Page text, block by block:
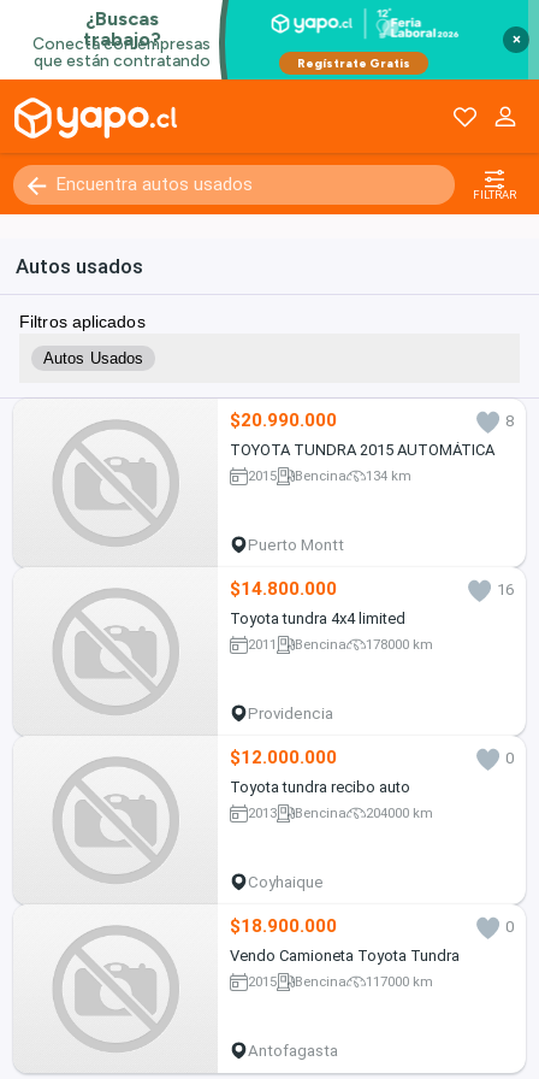
×
FILTRAR
Autos usados
Filtros aplicados
Autos Usados
$20.990.000
8
TOYOTA TUNDRA 2015 AUTOMÁTICA
2015 Bencina 134 km
Puerto Montt
$14.800.000
16
Toyota tundra 4x4 limited
2011 Bencina 178000 km
Providencia
$12.000.000
0
Toyota tundra recibo auto
2013 Bencina 204000 km
Coyhaique
$18.900.000
0
Vendo Camioneta Toyota Tundra
2015 Bencina 117000 km
Antofagasta